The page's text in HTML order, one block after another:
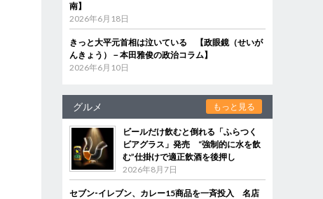
南】
2026年6月18日
きっと大平元首相は泣いている 【政眼鏡（せいが
んきょう）－本田雅俊の政治コラム】
2026年6月10日
グルメ もっと見る
ビールだけ飲むと倒れる「ふらつく
ビアグラス」発売 “強制的に水を飲
む”仕掛けで適正飲酒を後押し
2026年8月7日
セブン‐イレブン、カレー15商品を一斉投入 名店